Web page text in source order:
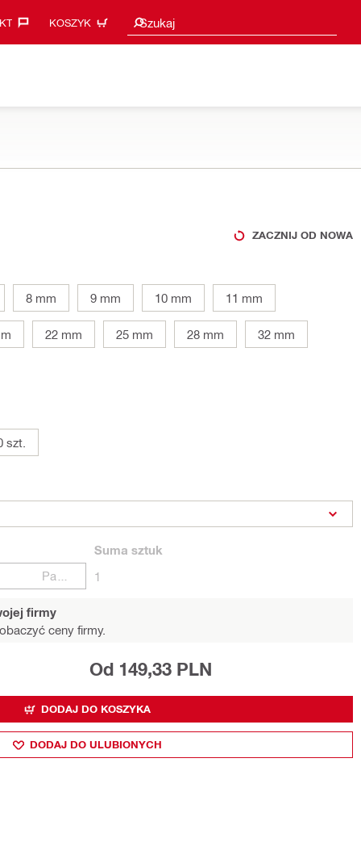
KOSZYK Szukaj
Sugestie wyszukiwania
ZACZNIJ OD NOWA
8 mm 9 mm 10 mm 11 mm
22 mm 25 mm 28 mm 32 mm
szt.
Suma sztuk
1
firmy
ceny firmy.
Od 149,33 PLN
DODAJ DO KOSZYKA
DODAJ DO ULUBIONYCH